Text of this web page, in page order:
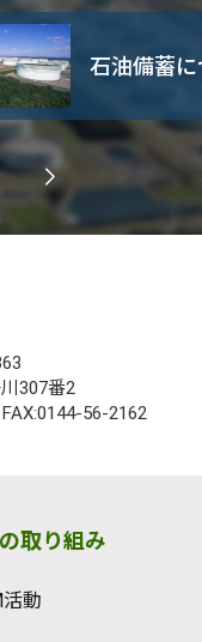
石油備蓄に
307番2
56-2162
取り組み
動